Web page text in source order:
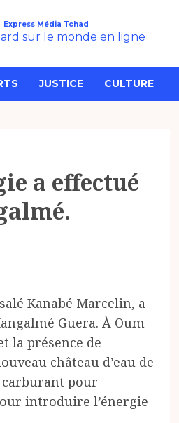
Express Média Tchad
sur le monde en ligne
JUSTICE CULTURE
a effectué
Kanabé Marcelin, a
Guera. À Oum
la présence de
château d’eau de
carburant pour
introduire l’énergie